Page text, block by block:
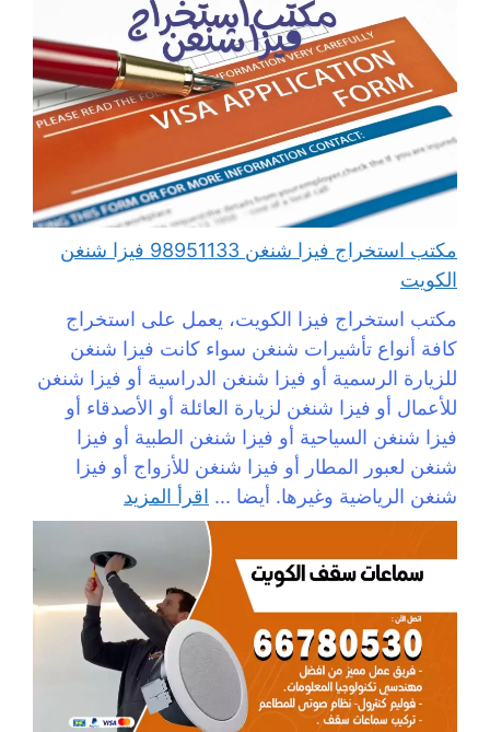
مكتب استخراج فيزا شنغن 98951133 فيزا شنغن
الكويت
مكتب استخراج فيزا الكويت، يعمل على استخراج
كافة أنواع تأشيرات شنغن سواء كانت فيزا شنغن
للزيارة الرسمية أو فيزا شنغن الدراسية أو فيزا شنغن
للأعمال أو فيزا شنغن لزيارة العائلة أو الأصدقاء أو
فيزا شنغن السياحية أو فيزا شنغن الطبية أو فيزا
شنغن لعبور المطار أو فيزا شنغن للأزواج أو فيزا
شنغن الرياضية وغيرها. أيضا ... اقرأ المزيد